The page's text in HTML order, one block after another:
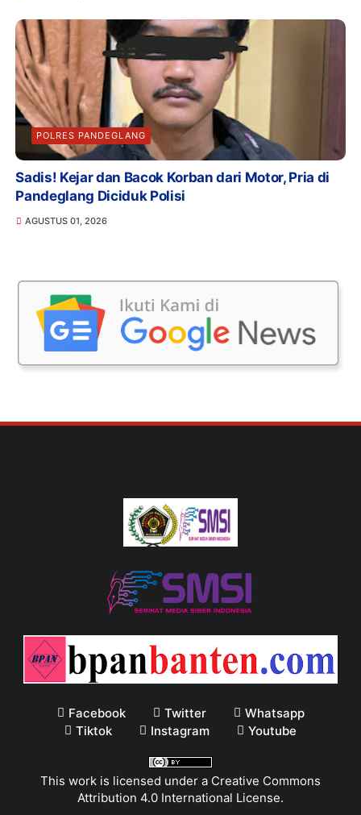
POLRES PANDEGLANG
Sadis! Kejar dan Bacok Korban dari Motor, Pria di
Pandeglang Diciduk Polisi
AGUSTUS 01, 2026
Facebook Twitter
Whatsapp
Tiktok
Instagram Youtube
This work is licensed under a Creative Commons
Attribution 4.0 International License.